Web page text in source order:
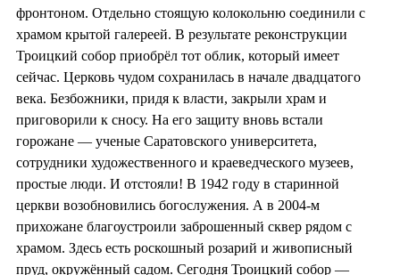
фронтоном. Отдельно стоящую колокольню соединили с
храмом крытой галереей. В результате реконструкции
Троицкий собор приобрёл тот облик, который имеет
сейчас. Церковь чудом сохранилась в начале двадцатого
века. Безбожники, придя к власти, закрыли храм и
приговорили к сносу. На его защиту вновь встали
горожане — ученые Саратовского университета,
сотрудники художественного и краеведческого музеев,
простые люди. И отстояли! В 1942 году в старинной
церкви возобновились богослужения. А в 2004-м
прихожане благоустроили заброшенный сквер рядом с
храмом. Здесь есть роскошный розарий и живописный
пруд, окружённый садом. Сегодня Троицкий собор —